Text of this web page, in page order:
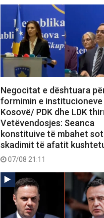
Negocitat e dështuara
formimin e institucioneve
Kosovë/ PDK dhe LDK
Vetëvendosjes: Seanca
konstituive të mbahet
skadimit të afatit
07/08 21:11